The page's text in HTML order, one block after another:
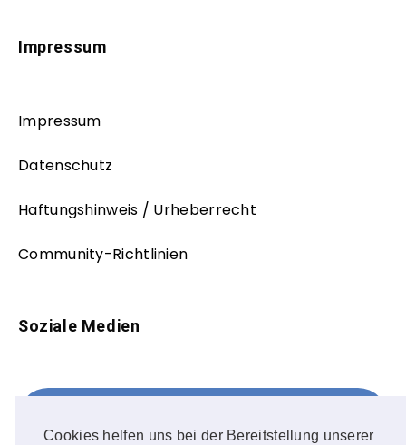
Cookies helfen uns bei der Bereitstellung unserer
Impressum
Impressum
Datenschutz
Haftungshinweis / Urheberrecht
Community-Richtlinien
Soziale Medien
FOLLOW ME!